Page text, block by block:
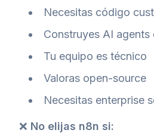
Necesitas código
Construyes AI
Tu equipo es técnico
Valoras open-source
Necesitas enterprise
❌ No elijas n8n si: